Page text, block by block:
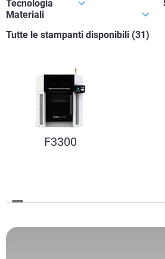
Tutte le stampanti disponibili (31)
F3300